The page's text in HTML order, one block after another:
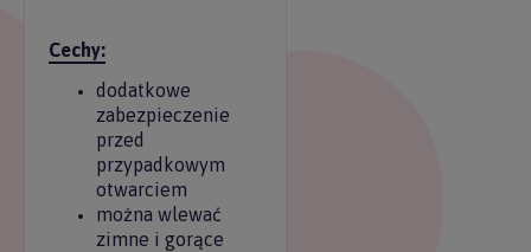
Cechy:
dodatkowe
zabezpieczenie
przed
przypadkowym
otwarciem
można wlewać
zimne i gorące